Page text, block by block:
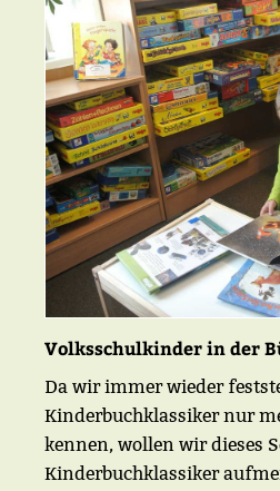
Volksschulkinder in der
Da wir immer wieder
Kinderbuchklassiker nur
kennen, wollen wir dieses
Kinderbuchklassiker